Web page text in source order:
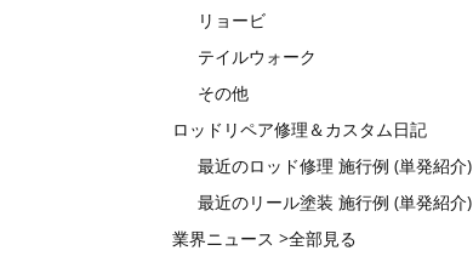
リョービ
テイルウォーク
その他
ロッドリペア修理＆カスタム日記
最近のロッド修理 施行例 (単発紹介)
最近のリール塗装 施行例 (単発紹介)
業界ニュース >全部見る